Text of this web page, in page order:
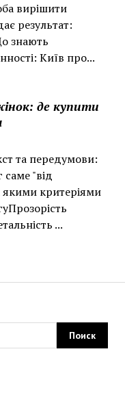
вирішити
результат:
знають
Київ про...
де купити
та передумови:
саме "від
якими критеріями
...